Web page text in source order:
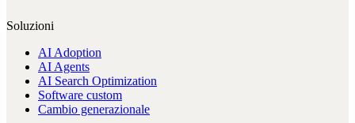
Soluzioni
AI Adoption
AI Agents
AI Search Optimization
Software custom
Cambio generazionale